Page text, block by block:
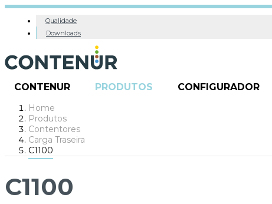
Qualidade
Downloads
CONTENUR PRODUTOS CONFIGURADOR
Home
Produtos
Contentores
Carga Traseira
C1100
C1100